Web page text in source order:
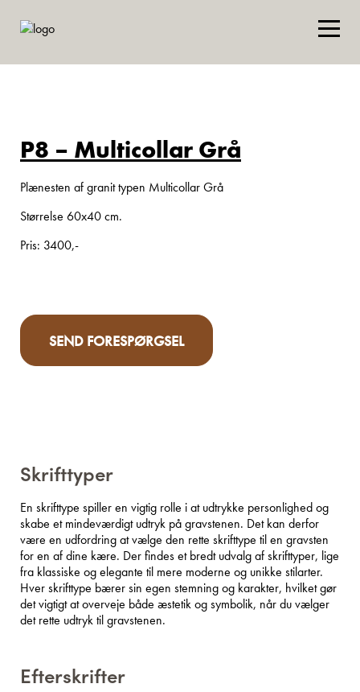
P8 – Multicollar Grå
Plænesten af granit typen Multicollar Grå
Størrelse 60x40 cm.
Pris: 3400,-
SEND FORESPØRGSEL
Skrifttyper
En skrifttype spiller en vigtig rolle i at udtrykke personlighed og
skabe et mindeværdigt udtryk på gravstenen. Det kan derfor
være en udfordring at vælge den rette skrifttype til en gravsten
for en af dine kære. Der findes et bredt udvalg af skrifttyper, lige
fra klassiske og elegante til mere moderne og unikke stilarter.
Hver skrifttype bærer sin egen stemning og karakter, hvilket gør
det vigtigt at overveje både æstetik og symbolik, når du vælger
det rette udtryk til gravstenen.
Efterskrifter